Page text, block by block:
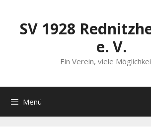
springenSV 1928
e. V.
Ein Verein, viele
Menü